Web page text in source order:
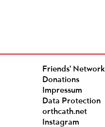
Friends' Network
Donations
Impressum
Data Protection
orthcath.net
Instagram